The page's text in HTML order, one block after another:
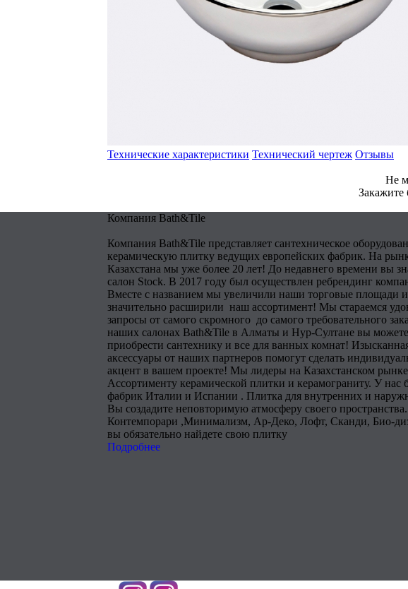
Технические характеристики Технический чертеж Отзывы
Не
Закажите
Компания Bath&Tile
Компания Bath&Tile представляет сантехническое
керамическую плитку ведущих европейских фабрик. На
Казахстана мы уже более 20 лет! До недавнего времени вы
салон Stock. В 2017 году был осуществлен ребрендинг
Вместе с названием мы увеличили наши торговые площади и
значительно расширили наш ассортимент! Мы стараемся
запросы от самого скромного до самого требовательного
наших салонах Bath&Tile в Алматы и Нур-Султане вы можете
приобрести сантехнику и все для ванных комнат!
аксессуары от наших партнеров помогут сделать
акцент в вашем проекте! Мы лидеры на Казахстанском
Ассортименту керамической плитки и керамограниту. У нас
фабрик Италии и Испании . Плитка для внутренних и
Вы создадите неповторимую атмосферу своего
Контемпорари ,Минимализм, Ар-Деко, Лофт, Сканди, Био-
вы обязательно найдете свою плитку
Подробнее